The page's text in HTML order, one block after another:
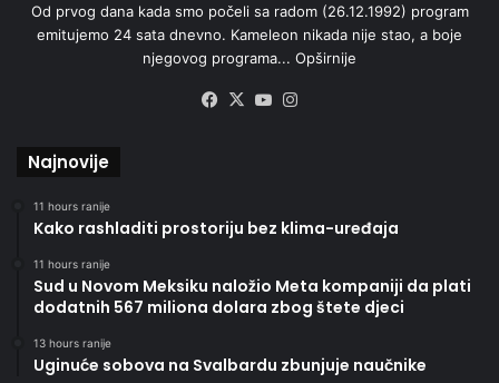
Od prvog dana kada smo počeli sa radom (26.12.1992) program
emitujemo 24 sata dnevno. Kameleon nikada nije stao, a boje
njegovog programa... Opširnije
Facebook
X YouTube
Najnovije
11 hours ranije
Kako rashladiti prostoriju bez klima-uređaja
11 hours ranije
Sud u Novom Meksiku naložio Meta kompaniji da plati
dodatnih 567 miliona dolara zbog štete djeci
13 hours ranije
Uginuće sobova na Svalbardu zbunjuje naučnike